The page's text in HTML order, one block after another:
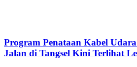
Program Penataan Kabel
Jalan di Tangsel Kini Terlihat